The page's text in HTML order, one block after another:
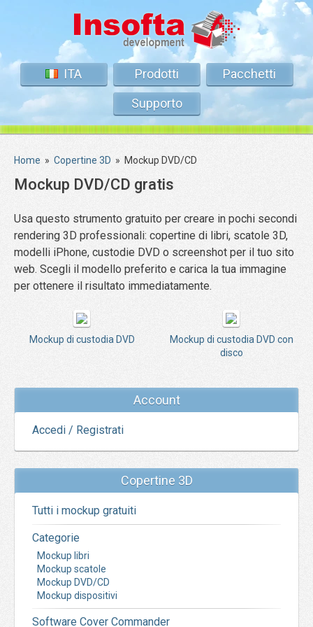
ITA Prodotti
Pacchetti
Supporto
Home » Copertine 3D » Mockup DVD/CD
Mockup DVD/CD gratis
Usa questo strumento gratuito per creare in pochi secondi
rendering 3D professionali: copertine di libri, scatole 3D,
modelli iPhone, custodie DVD o screenshot per il tuo sito
web. Scegli il modello preferito e carica la tua immagine
per ottenere il risultato immediatamente.
Mockup di custodia DVD
Mockup di custodia DVD con
disco
Account
Accedi / Registrati
Copertine 3D
Tutti i mockup gratuiti
Categorie
Mockup libri
Mockup scatole
Mockup DVD/CD
Mockup dispositivi
Software Cover Commander